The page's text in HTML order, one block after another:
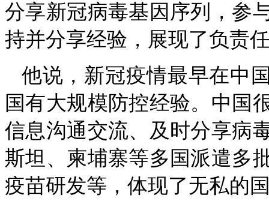
分享新冠病毒基因序列，参
持并分享经验，展现了负责
他说，新冠疫情最早在中
国有大规模防控经验。中国
信息沟通交流、及时分享病
斯坦、柬埔寨等多国派遣多
疫苗研发等，体现了无私的